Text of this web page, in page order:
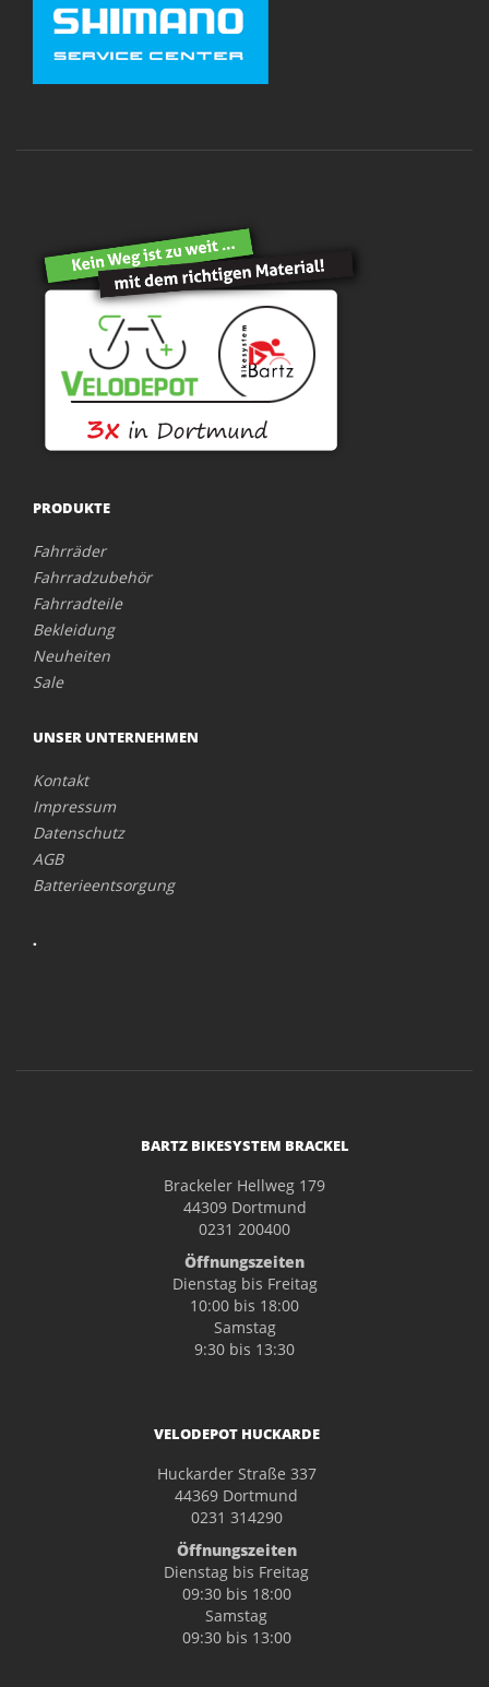
PRODUKTE
Fahrräder
Fahrradzubehör
Fahrradteile
Bekleidung
Neuheiten
Sale
UNSER UNTERNEHMEN
Kontakt
Impressum
Datenschutz
AGB
Batterieentsorgung
.
BARTZ BIKESYSTEM BRACKEL
Brackeler Hellweg 179
44309 Dortmund
0231 200400
Öffnungszeiten
Dienstag bis Freitag
10:00 bis 18:00
Samstag
9:30 bis 13:30
VELODEPOT HUCKARDE
Huckarder Straße 337
44369 Dortmund
0231 314290
Öffnungszeiten
Dienstag bis Freitag
09:30 bis 18:00
Samstag
09:30 bis 13:00